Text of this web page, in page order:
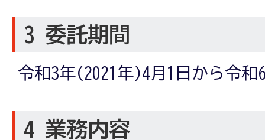
3 委託期間
令和3年(2021年)4月1日から令和
4 業務内容